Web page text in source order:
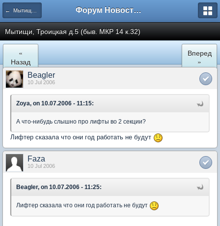
← Мытищи, Троицкая д.5 Форум Новостройки
Мытищи, Троицкая д.5 (быв. МКР 14 к.32)
«
Назад
Вперед
»
Beagler
10 Jul 2006
Zoya, on 10.07.2006 - 11:15:
А что-нибудь слышно про лифты во 2 секции?
Лифтер сказала что они год работать не будут
Faza
10 Jul 2006
Beagler, on 10.07.2006 - 11:25:
Лифтер сказала что они год работать не будут